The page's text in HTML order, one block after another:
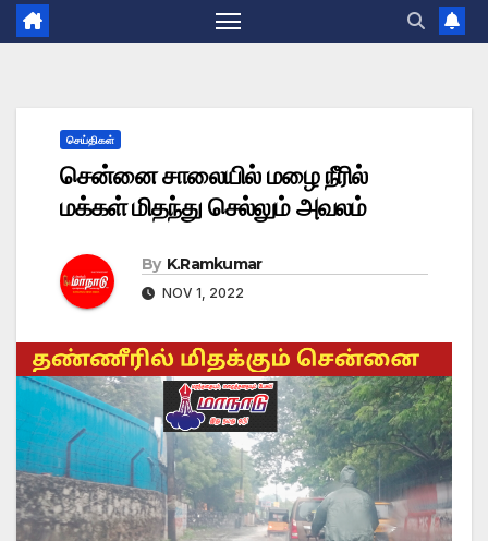
செய்திகள்
சென்னை சாலையில் மழை நீரில்
மக்கள் மிதந்து செல்லும் அவலம்
By K.Ramkumar
NOV 1, 2022